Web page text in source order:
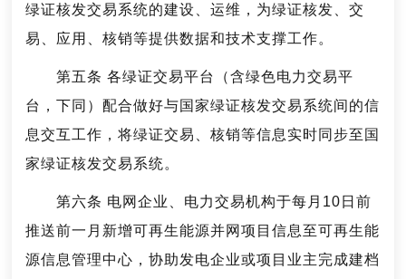
绿证核发交易系统的建设、运维，为绿证核发、交
易、应用、核销等提供数据和技术支撑工作。
第五条 各绿证交易平台（含绿色电力交易平
台，下同）配合做好与国家绿证核发交易系统间的信
息交互工作，将绿证交易、核销等信息实时同步至国
家绿证核发交易系统。
第六条 电网企业、电力交易机构于每月10日前
推送前一月新增可再生能源并网项目信息至可再生能
源信息管理中心，协助发电企业或项目业主完成建档